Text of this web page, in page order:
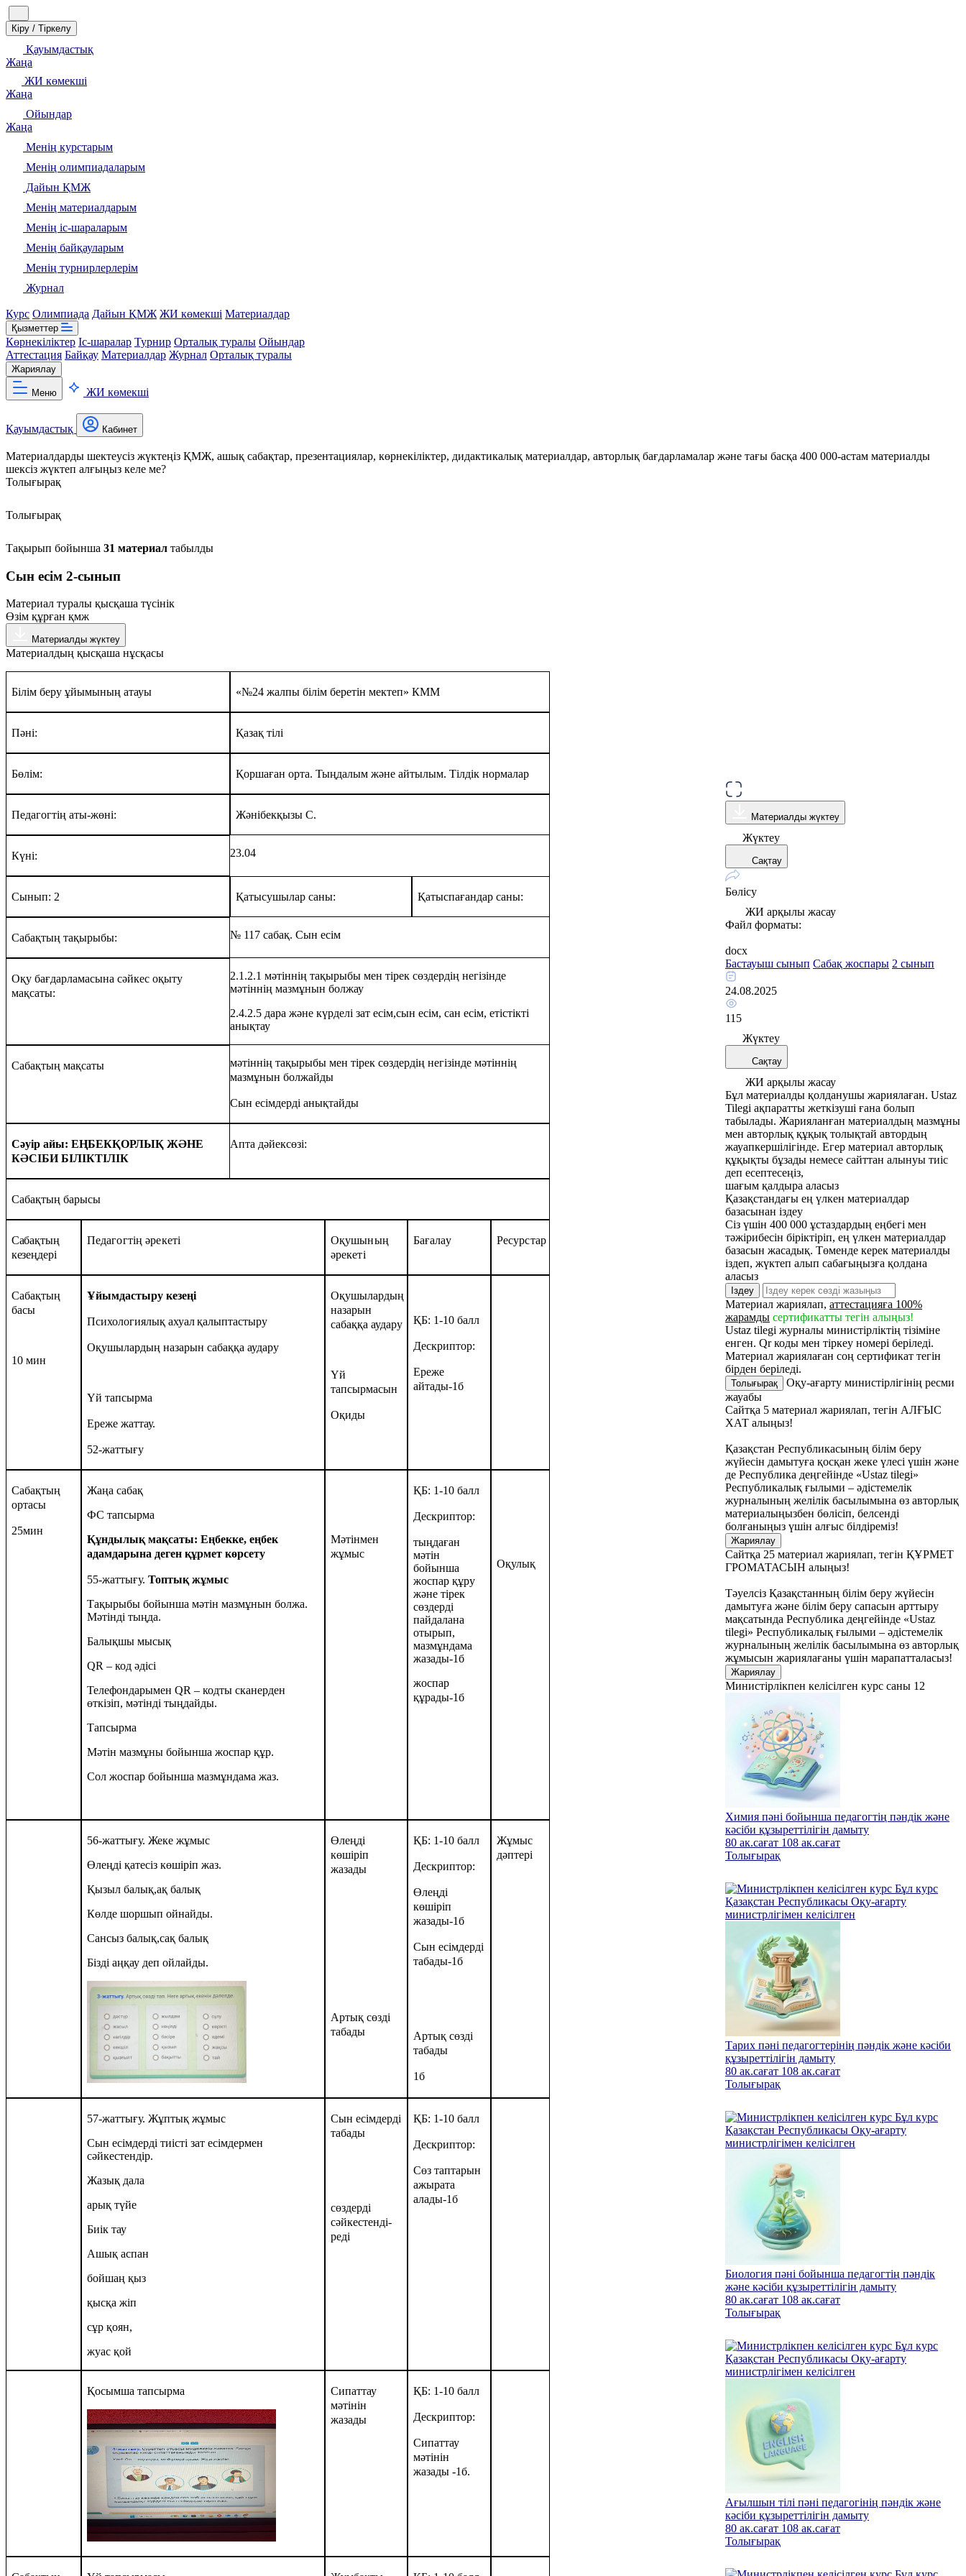
Кіру / Тіркелу
Қауымдастық
Жаңа
ЖИ көмекші
Жаңа
Ойындар
Жаңа
Менің курстарым
Менің олимпиадаларым
Дайын ҚМЖ
Менің материалдарым
Менің іс-шараларым
Менің байқауларым
Менің турнирлерлерім
Журнал
Курс Олимпиада Дайын ҚМЖ ЖИ көмекші Материалдар
Қызметтер
Көрнекіліктер Іс-шаралар Турнир Орталық туралы Ойындар
Аттестация Байқау Материалдар Журнал Орталық туралы
Жариялау
Меню ЖИ көмекші
Қауымдастық Кабинет
Материалдарды шектеусіз жүктеңіз ҚМЖ, ашық сабақтар, презентациялар, көрнекіліктер, дидактикалық материалдар, авторлық бағдарламалар және тағы басқа 400 000-астам материалды
шексіз жүктеп алғыңыз келе ме?
Толығырақ
Толығырақ
Тақырып бойынша 31 материал табылды
Сын есім 2-сынып
Материал туралы қысқаша түсінік
Өзім құрған қмж
Материалды жүктеу
Материалдың қысқаша нұсқасы
Білім беру ұйымының атауы «№24 жалпы білім беретін мектеп» КММ
Пәні: Қазақ тілі
Бөлім: Қоршаған орта. Тыңдалым және айтылым. Тілдік нормалар
Педагогтің аты-жөні: Жәнібекқызы С.
Күні: 23.04
Сынып: 2 Қатысушылар саны: Қатыспағандар саны:
Сабақтың тақырыбы: № 117 сабақ. Сын есім
Оқу бағдарламасына сәйкес оқыту
мақсаты:
2.1.2.1 мәтіннің тақырыбы мен тірек сөздердің негізінде
мәтіннің мазмұнын болжау
2.4.2.5 дара және күрделі зат есім,сын есім, сан есім, етістікті
анықтау
Сабақтың мақсаты
мәтіннің тақырыбы мен тірек сөздердің негізінде мәтіннің
мазмұнын болжайды
Сын есімдерді анықтайды
Сәуір айы: ЕҢБЕКҚОРЛЫҚ ЖӘНЕ
КӘСІБИ БІЛІКТІЛІК
Апта дәйексөзі:
Сабақтың барысы
Сабақтың
кезеңдері
Педагогтің әрекеті
Оқушының
әрекеті
Бағалау Ресурстар
Сабақтың
басы
10 мин
Ұйымдастыру кезеңі
Психологиялық ахуалқалыптастыру
Оқушылардың назарын сабаққа аудару
Үй тапсырма
Ереже жаттау.
52-жаттығу
Оқушылардың
назарын
сабаққа аудару
Үй
тапсырмасын
Оқиды
ҚБ: 1-10 балл
Дескриптор:
Ереже
айтады-1б
Сабақтың
ортасы
25мин
Жаңа сабақ
ФС тапсырма
Құндылық мақсаты: Еңбекке, еңбек
адамдарына деген құрмет көрсету
55-жаттығу. Топтық жұмыс
Тақырыбы бойынша мәтін мазмұнын болжа.
Мәтінді тыңда.
Балықшы мысық
QR – код әдісі
Телефондарымен QR – кодты сканерден
өткізіп, мәтінді тыңдайды.
Тапсырма
Мәтін мазмұны бойынша жоспар құр.
Сол жоспар бойынша мазмұндама жаз.
Мәтінмен
жұмыс
ҚБ: 1-10 балл
Дескриптор:
тыңдаған
мәтін
бойынша
жоспар құру
және тірек
сөздерді
пайдалана
отырып,
мазмұндама
жазады-1б
жоспар
құрады-1б
Оқулық
56-жаттығу. Жеке жұмыс
Өлеңді қатесіз көшіріп жаз.
Қызыл балық,ақ балық
Көлде шоршып ойнайды.
Сансыз балық,сақ балық
Бізді аңқау деп ойлайды.
Өлеңді
көшіріп
жазады
Артық сөзді
табады
ҚБ: 1-10 балл
Дескриптор:
Өлеңді
көшіріп
жазады-1б
Сын есімдерді
табады-1б
Артық сөзді
табады
1б
Жұмыс
дәптері
57-жаттығу. Жұптық жұмыс
Сын есімдерді тиісті зат есімдермен
сәйкестендір.
Жазық дала
арық түйе
Биік тау
Ашық аспан
бойшаң қыз
қысқа жіп
сұр қоян,
жуас қой
Сын есімдерді
табады
сөздерді
сәйкестенді-
реді
ҚБ: 1-10 балл
Дескриптор:
Сөз таптарын
ажырата
алады-1б
Қосымша тапсырма
Сипаттау
мәтінін
жазады
ҚБ: 1-10 балл
Дескриптор:
Сипаттау
мәтінін
жазады -1б.
Материалды жүктеу
Жүктеу
Сақтау
Бөлісу
ЖИ арқылы жасау
Файл форматы:
docx
Бастауыш сынып Сабақ жоспары 2 сынып
24.08.2025
115
Жүктеу
Сақтау
ЖИ арқылы жасау
Бұл материалды қолданушы жариялаған. Ustaz
Tilegi ақпаратты жеткізуші ғана болып
табылады. Жарияланған материалдың мазмұны
мен авторлық құқық толықтай автордың
жауапкершілігінде. Егер материал авторлық
құқықты бұзады немесе сайттан алынуы тиіс
деп есептесеңіз,
шағым қалдыра аласыз
Қазақстандағы ең үлкен материалдар
базасынан іздеу
Сіз үшін 400 000 ұстаздардың еңбегі мен
тәжірибесін біріктіріп, ең үлкен материалдар
базасын жасадық. Төменде керек материалды
іздеп, жүктеп алып сабағыңызға қолдана
аласыз
Іздеу
Материал жариялап, аттестацияға 100%
жарамды сертификатты тегін алыңыз!
Ustaz tilegi журналы министірліктің тізіміне
енген. Qr коды мен тіркеу номері беріледі.
Материал жариялаған соң сертификат тегін
бірден беріледі.
Толығырақ
Оқу-ағарту министірлігінің ресми
жауабы
Сайтқа 5 материал жариялап, тегін АЛҒЫС
ХАТ алыңыз!
Қазақстан Республикасының білім беру
жүйесін дамытуға қосқан жеке үлесі үшін және
де Республика деңгейінде «Ustaz tilegi»
Республикалық ғылыми – әдістемелік
журналының желілік басылымына өз авторлық
материалыңызбен бөлісіп, белсенді
болғаныңыз үшін алғыс білдіреміз!
Жариялау
Сайтқа 25 материал жариялап, тегін ҚҰРМЕТ
ГРОМАТАСЫН алыңыз!
Тәуелсіз Қазақстанның білім беру жүйесін
дамытуға және білім беру сапасын арттыру
мақсатында Республика деңгейінде «Ustaz
tilegi» Республикалық ғылыми – әдістемелік
журналының желілік басылымына өз авторлық
жұмысын жариялағаны үшін марапатталасыз!
Жариялау
Министірлікпен келісілген курс саны 12
Химия пәні бойынша педагогтің пәндік және
кәсіби құзыреттілігін дамыту
80 ак.сағат 108 ак.сағат
Толығырақ
Бұл курс
Қазақстан Республикасы Оқу-ағарту
министрлігімен келісілген
Тарих пәні педагогтерінің пәндік және кәсіби
құзыреттілігін дамыту
80 ак.сағат 108 ак.сағат
Толығырақ
Бұл курс
Қазақстан Республикасы Оқу-ағарту
министрлігімен келісілген
Биология пәні бойынша педагогтің пәндік
және кәсіби құзыреттілігін дамыту
80 ак.сағат 108 ак.сағат
Толығырақ
Бұл курс
Қазақстан Республикасы Оқу-ағарту
министрлігімен келісілген
Ағылшын тілі пәні педагогінің пәндік және
кәсіби құзыреттілігін дамыту
80 ак.сағат 108 ак.сағат
Толығырақ